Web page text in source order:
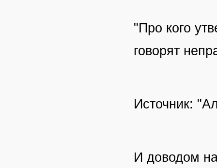
"Про кого
говорят
Источник:
И доводом